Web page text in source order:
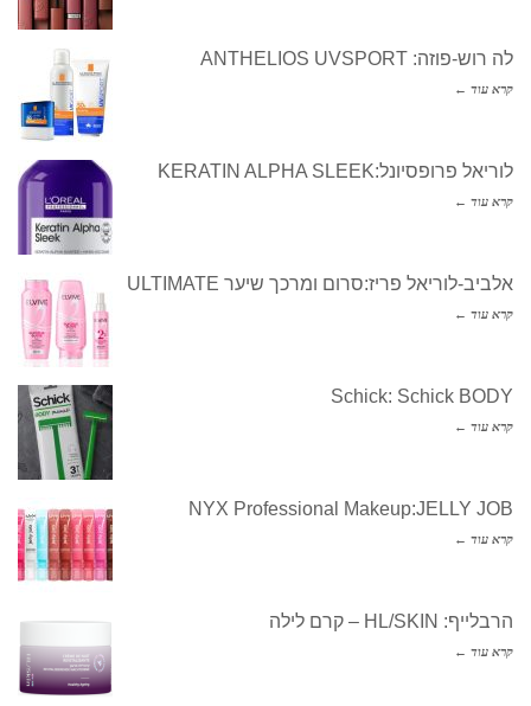
לה רוש-פוזה: ANTHELIOS UVSPORT
קרא עוד ←
לוריאל פרופסיונל:KERATIN ALPHA SLEEK
קרא עוד ←
אלביב-לוריאל פריז:סרום ומרכך שיער ULTIMATE
קרא עוד ←
Schick: Schick BODY
קרא עוד ←
NYX Professional Makeup:JELLY JOB
קרא עוד ←
הרבלייף: HL/SKIN – קרם לילה
קרא עוד ←